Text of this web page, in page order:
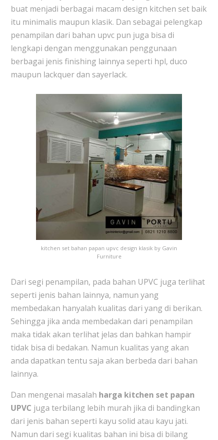
buat menjadi berbagai macam design kitchen set baik
itu minimalis maupun klasik. Dan sebagai pelengkap
penampilan dari bahan upvc pun juga bisa di
lengkapi dengan menggunakan penggunaan
berbagai jenis finishing lainnya seperti hpl, duco
maupun lackquer dan sayerlack.
kitchen set bahan papan upvc design klasik by Gavin
Furniture
Dari segi penampilan, pada bahan UPVC juga terlihat
seperti jenis bahan lainnya, namun yang
membedakan hanyalah kualitas dari yang di berikan.
Sehingga jika anda membedakan dari penampilan
maka tidak akan terlihat jelas dan bahkan hampir
tidak bisa di bedakan. Namun kualitas yang akan
anda dapatkan tentu saja akan berbeda dari bahan
lainnya.
Dan mengenai masalah harga kitchen set papan
UPVC juga terbilang lebih murah jika di bandingkan
dari jenis bahan seperti kayu solid atau kayu jati.
Namun dari segi kualitas bahan ini bisa di bilang